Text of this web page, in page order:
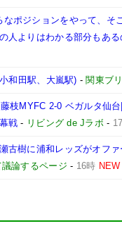
なポジションをやって、
人よりはわかる部分もあ
和田駅、大嵐駅) - 関東ブ
藤枝MYFC 2-0 ベガルタ仙
戦 - リビング de Jラボ-
古樹に浦和レッズがオフ
論するページ - 16時 NEW